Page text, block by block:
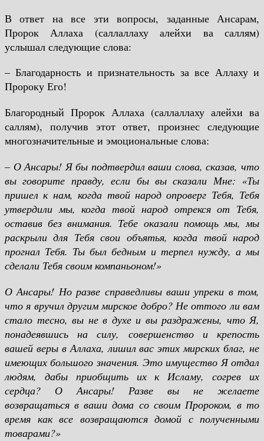
В ответ на все эти вопросы, заданные Ансарам,
Пророк Аллаха (саллаллаху алейхи ва саллям)
услышал следующие слова:
– Благодарность и признательность за все Аллаху и
Пророку Его!
Благородный Пророк Аллаха (саллаллаху алейхи ва
саллям), получив этот ответ, произнес следующие
многозначительные и эмоциональные слова:
– О Ансары! Я бы подтвердил ваши слова, сказав, что
вы говорите правду, если бы вы сказали Мне: «Ты
пришел к нам, когда твой народ опроверг Тебя, Тебя
утвердили мы, когда твой народ отрекся от Тебя,
оставив без внимания. Тебе оказали помощь мы, мы
раскрыли для Тебя свои объятья, когда твой народ
прогнал Тебя. Ты был бедным и терпел нужду, а мы
сделали Тебя своим компаньоном!»
О Ансары! Но разве справедливы ваши упреки в том,
что я вручил другим мирское добро? Не оттого ли вам
стало тесно, вы не в духе и вы раздражены, что Я,
понадеявшись на силу, совершенство и крепость
вашей веры в Аллаха, лишил вас этих мирских благ, не
имеющих большого значения. Это имущество Я отдал
людям, дабы приобщить их к Исламу, согрев их
сердца? О Ансары! Разве вы не желаете
возвращаться в ваши дома со своим Пророком, в то
время как все возвращаются домой с полученными
товарами?»